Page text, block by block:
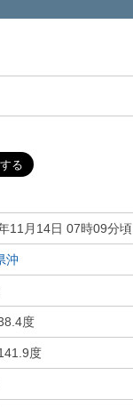
11月14日 07時09分頃
沖
度
度